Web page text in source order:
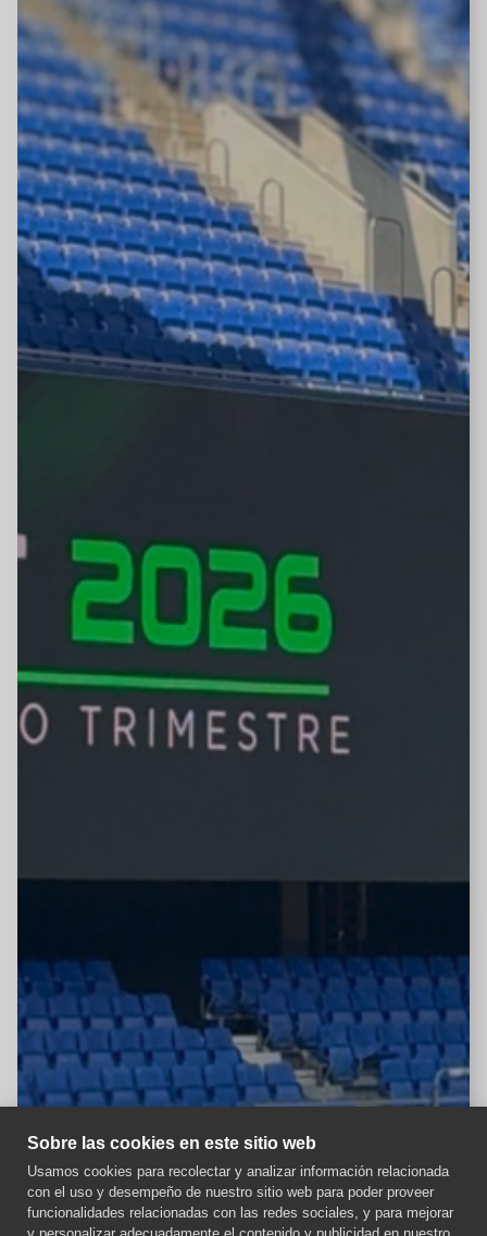
Sobre las cookies en este sitio web
Usamos cookies para recolectar y analizar información relacionada
con el uso y desempeño de nuestro sitio web para poder proveer
funcionalidades relacionadas con las redes sociales, y para mejorar
Aviso importante